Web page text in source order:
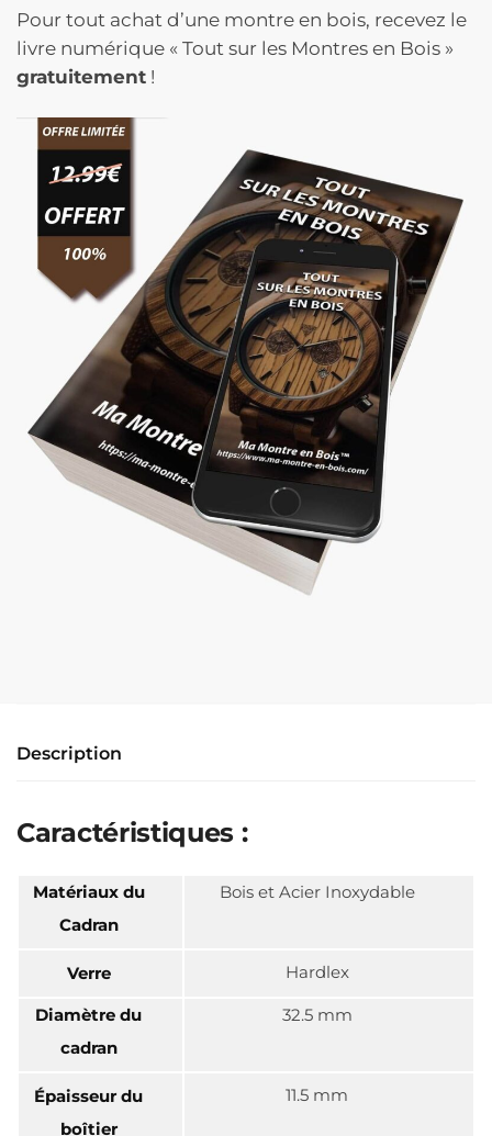
Et
Aiguilles
Dorées
-
BiancoOro
Pour tout achat d’une montre en bois, recevez le
livre numérique « Tout sur les Montres en Bois »
gratuitement !
Description
Caractéristiques :
Matériaux du
Cadran
Bois et Acier Inoxydable
Verre Hardlex
Diamètre du
cadran
32.5 mm
Épaisseur du
boîtier
11.5 mm